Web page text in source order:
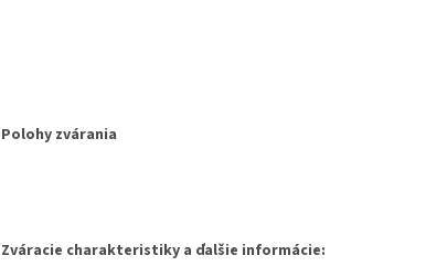
Polohy zvárania
Zváracie charakteristiky a ďalšie informácie: